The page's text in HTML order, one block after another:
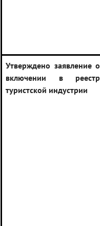
Утверждено заявление о
включении в реестр
туристской индустрии